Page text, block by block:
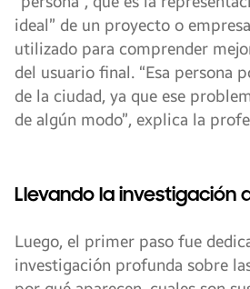
ideal” de un proyecto o
utilizado para comprender
del usuario final. “Esa persona
de la ciudad, ya que ese
de algún modo”, explica la
Llevando la investigación
Luego, el primer paso fue
investigación profunda sobre